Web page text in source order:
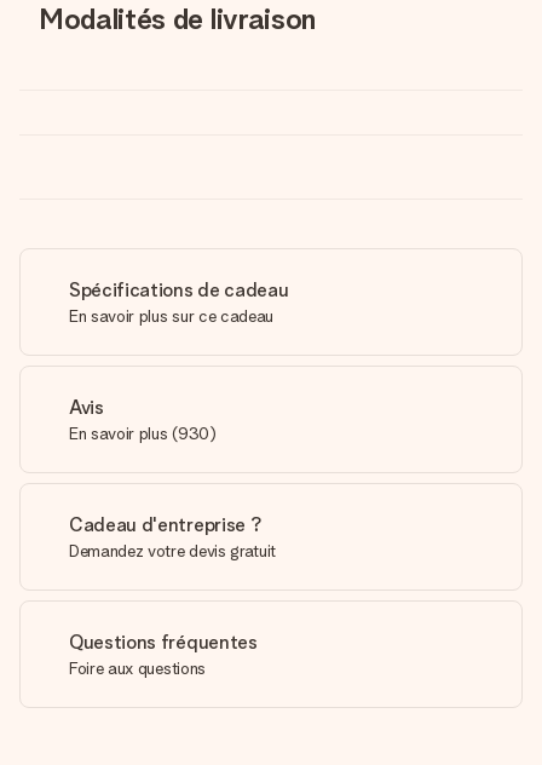
Modalités de livraison
Spécifications de cadeau
En savoir plus sur ce cadeau
Avis
En savoir plus (930)
Cadeau d'entreprise ?
Demandez votre devis gratuit
Questions fréquentes
Foire aux questions